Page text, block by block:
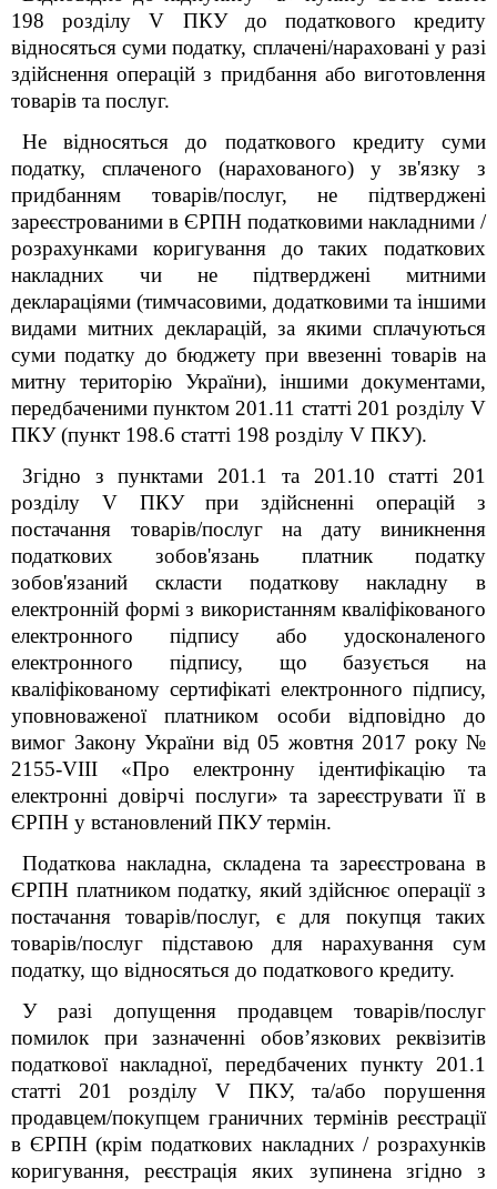
198 розділу V ПКУ до податкового кредиту
відносяться суми податку, сплачені/нараховані у разі
здійснення операцій з придбання або виготовлення
товарів та послуг.
Не відносяться до податкового кредиту суми
податку, сплаченого (нарахованого) у зв'язку з
придбанням товарів/послуг, не підтверджені
зареєстрованими в ЄРПН податковими накладними /
розрахунками коригування до таких податкових
накладних чи не підтверджені митними
деклараціями (тимчасовими, додатковими та іншими
видами митних декларацій, за якими сплачуються
суми податку до бюджету при ввезенні товарів на
митну територію України), іншими документами,
передбаченими пунктом 201.11 статті 201 розділу V
ПКУ (пункт 198.6 статті 198 розділу V ПКУ).
Згідно з пунктами 201.1 та 201.10 статті 201
розділу V ПКУ при здійсненні операцій з
постачання товарів/послуг на дату виникнення
податкових зобов'язань платник податку
зобов'язаний скласти податкову накладну в
електронній формі з використанням кваліфікованого
електронного підпису або удосконаленого
електронного підпису, що базується на
кваліфікованому сертифікаті електронного підпису,
уповноваженої платником особи відповідно до
вимог Закону України від 05 жовтня 2017 року №
2155-VIII «Про електронну ідентифікацію та
електронні довірчі послуги» та зареєструвати її в
ЄРПН у встановлений ПКУ термін.
Податкова накладна, складена та зареєстрована в
ЄРПН платником податку, який здійснює операції з
постачання товарів/послуг, є для покупця таких
товарів/послуг підставою для нарахування сум
податку, що відносяться до податкового кредиту.
У разі допущення продавцем товарів/послуг
помилок при зазначенні обов’язкових реквізитів
податкової накладної, передбачених пункту 201.1
статті 201 розділу V ПКУ, та/або порушення
продавцем/покупцем граничних термінів реєстрації
в ЄРПН (крім податкових накладних / розрахунків
коригування, реєстрація яких зупинена згідно з